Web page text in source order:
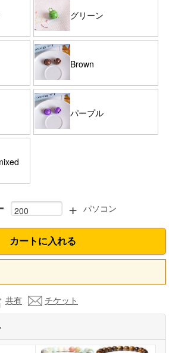
グリーン
Brown
パープル
+ パソコン
カートに入れる
共有 チケット